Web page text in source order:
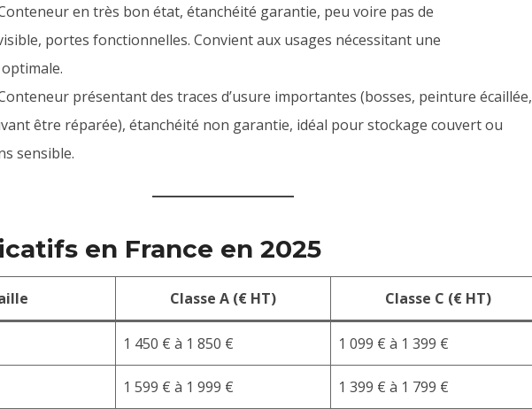
en très bon état, étanchéité garantie, peu voire pas de
portes fonctionnelles. Convient aux usages nécessitant une
présentant des traces d’usure importantes (bosses, peinture écaillée,
être réparée), étanchéité non garantie, idéal pour stockage couvert ou
sensible.
en France en 2025
Classe A (€ HT) Classe C (€ HT)
1 450 € à 1 850 € 1 099 € à 1 399 €
1 599 € à 1 999 € 1 399 € à 1 799 €